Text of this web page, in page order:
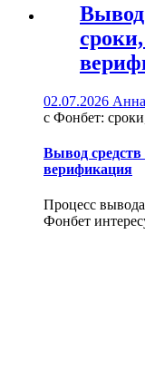
Вывод
02.07.2026 Анна
с Фонбет:
Вывод
верификация
Процесс
Фонбет